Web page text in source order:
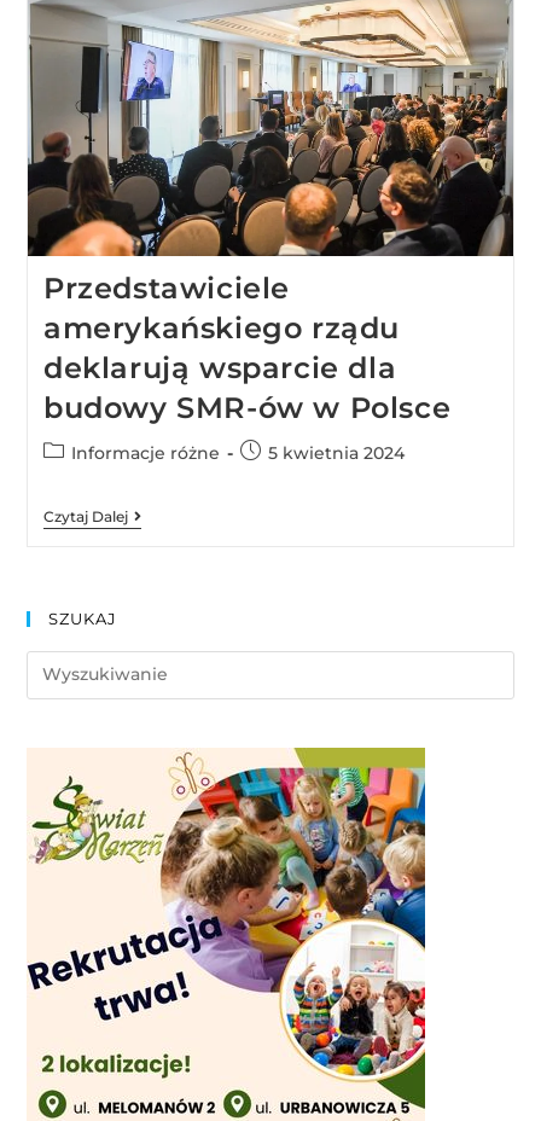
Przedstawiciele
amerykańskiego rządu
deklarują wsparcie dla
budowy SMR-ów w Polsce
Informacje różne 5 kwietnia 2024
Czytaj Dalej
SZUKAJ